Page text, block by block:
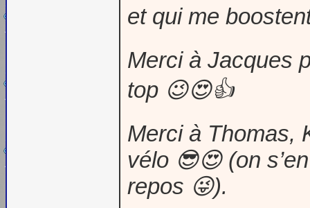
et qui me
Merci à Jacques
top 😉😍👍
Merci à Thomas,
vélo 😎😍 (on
repos 😜).